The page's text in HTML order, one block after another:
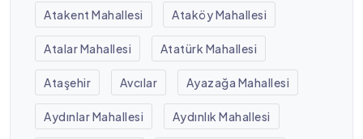
Atakent Mahallesi Ataköy Mahallesi
Atalar Mahallesi Atatürk Mahallesi
Ataşehir Avcılar Ayazağa Mahallesi
Aydınlar Mahallesi Aydınlık Mahallesi